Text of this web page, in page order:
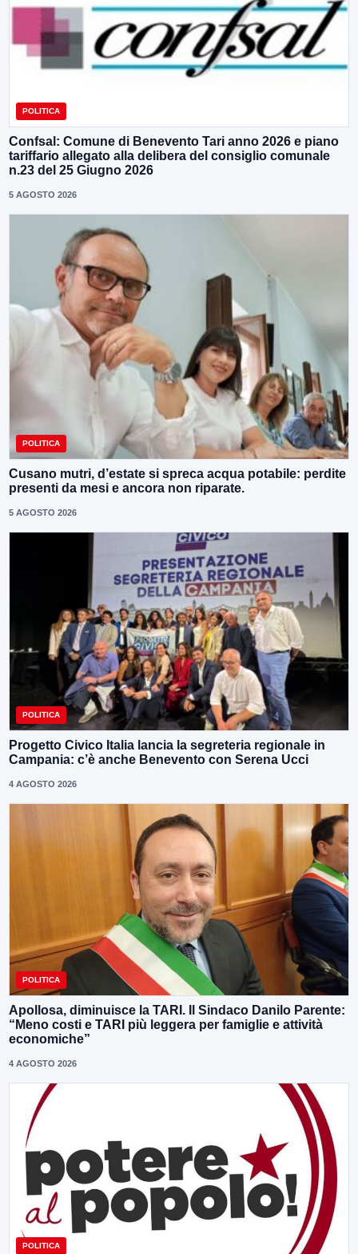
POLITICA
Confsal: Comune di Benevento Tari anno 2026 e piano
tariffario allegato alla delibera del consiglio comunale
n.23 del 25 Giugno 2026
5 AGOSTO 2026
POLITICA
Cusano mutri, d’estate si spreca acqua potabile: perdite
presenti da mesi e ancora non riparate.
5 AGOSTO 2026
POLITICA
Progetto Civico Italia lancia la segreteria regionale in
Campania: c’è anche Benevento con Serena Ucci
4 AGOSTO 2026
POLITICA
Apollosa, diminuisce la TARI. Il Sindaco Danilo Parente:
“Meno costi e TARI più leggera per famiglie e attività
economiche”
4 AGOSTO 2026
POLITICA